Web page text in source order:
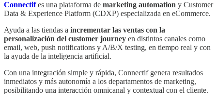
Connectifes una plataforma de marketing automation y Customer
Data & Experience Platform (CDXP) especializada en eCommerce.
Ayuda a las tiendas a incrementar las ventas con la
personalización del customer journey en distintos canales como
email, web, push notifications y A/B/X testing, en tiempo real y con
la ayuda de la inteligencia artificial.
Con una integración simple y rápida, Connectif genera resultados
inmediatos y más autonomía a los departamentos de marketing,
posibilitando una interacción omnicanal y contextual con el cliente.